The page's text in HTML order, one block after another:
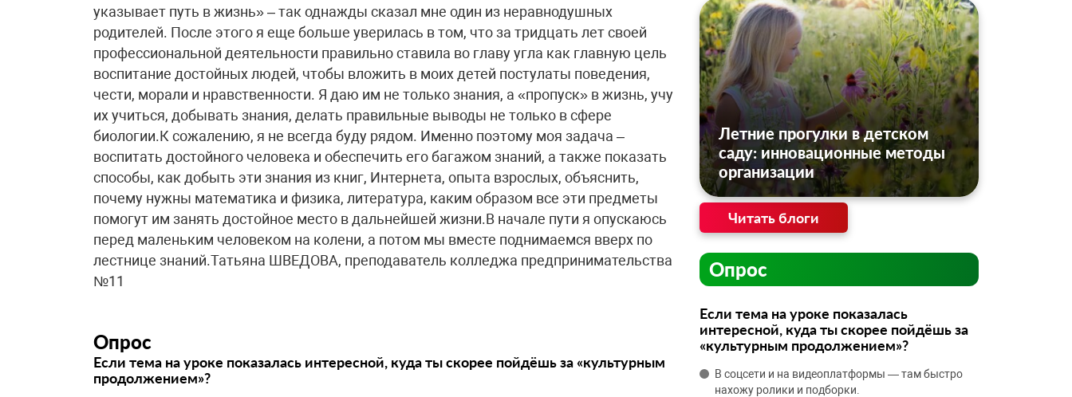
указывает путь в жизнь» – так однажды сказал мне один из неравнодушных
родителей. После этого я еще больше уверилась в том, что за тридцать лет своей
профессиональной деятельности правильно ставила во главу угла как главную цель
воспитание достойных людей, чтобы вложить в моих детей постулаты поведения,
чести, морали и нравственности. Я даю им не только знания, а «пропуск» в жизнь, учу
их учиться, добывать знания, делать правильные выводы не только в сфере
биологии.К сожалению, я не всегда буду рядом. Именно поэтому моя задача –
воспитать достойного человека и обеспечить его багажом знаний, а также показать
способы, как добыть эти знания из книг, Интернета, опыта взрослых, объяснить,
почему нужны математика и физика, литература, каким образом все эти предметы
помогут им занять достойное место в дальнейшей жизни.В начале пути я опускаюсь
перед маленьким человеком на колени, а потом мы вместе поднимаемся вверх по
лестнице знаний.Татьяна ШВЕДОВА, преподаватель колледжа предпринимательства
№11
Опрос
Если тема на уроке показалась интересной, куда ты скорее пойдёшь за «культурным
продолжением»?
Летние прогулки в детском
саду: инновационные методы
организации
Читать блоги
Опрос
Если тема на уроке показалась
интересной, куда ты скорее пойдёшь за
«культурным продолжением»?
В соцсети и на видеоплатформы — там быстро
нахожу ролики и подборки.